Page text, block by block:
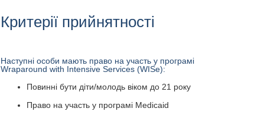
Критерії прийнятності
Наступні особи мають право на участь у програмі
Wraparound with Intensive Services (WISe):
Повинні бути діти/молодь віком до 21 року
Право на участь у програмі Medicaid